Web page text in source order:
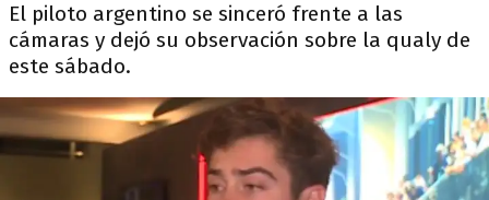
El piloto argentino se sinceró frente a las
cámaras y dejó su observación sobre la qualy de
este sábado.